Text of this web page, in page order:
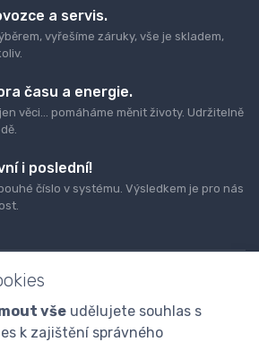
a servis.
vyřešíme záruky, vše je skladem,
času a energie.
věci... pomáháme měnit životy. Udržitelně
i poslední!
číslo v systému. Výsledkem je pro nás
Kontaktujte nás
vše udělujete souhlas s
k zajištění správného